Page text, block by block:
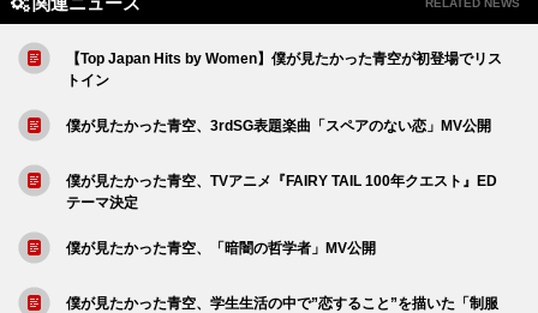
RELATED NEWS
【Top Japan Hits by Women】僕が見たかった青空が初登場でリス
トイン
僕が見たかった青空、3rdSG表題楽曲「スペアのない恋」MV公開
僕が見たかった青空、TVアニメ『FAIRY TAIL 100年クエスト』ED
テーマ決定
僕が見たかった青空、「暗闇の哲学者」MV公開
僕が見たかった青空、学生生活の中で”恋すること”を描いた「制服